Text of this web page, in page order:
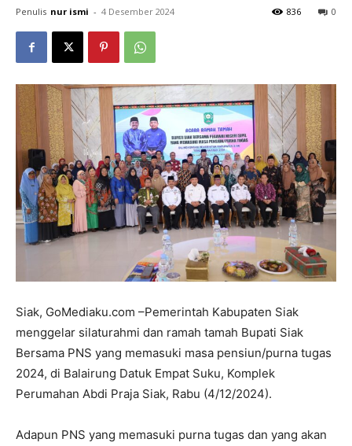
Penulis nur ismi - 4 Desember 2024 0
836
Siak, GoMediaku.com –Pemerintah Kabupaten Siak
menggelar silaturahmi dan ramah tamah Bupati Siak
Bersama PNS yang memasuki masa pensiun/purna tugas
2024, di Balairung Datuk Empat Suku, Komplek
Perumahan Abdi Praja Siak, Rabu (4/12/2024).
Adapun PNS yang memasuki purna tugas dan yang akan